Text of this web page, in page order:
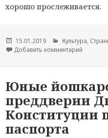
хорошо прослеживается.
Опубликовано
15.01.2019 Рубрики
Культура,
Добавить комментарий
Юные
преддверии
Конституции
паспорта